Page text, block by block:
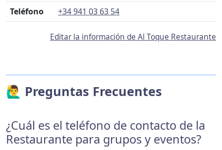
Teléfono
+34 941 03 63 54
Editar la información de Al Toque Restaurante
🙋‍♂️ Preguntas Frecuentes
¿Cuál es el teléfono de contacto de la
Restaurante para grupos y eventos?